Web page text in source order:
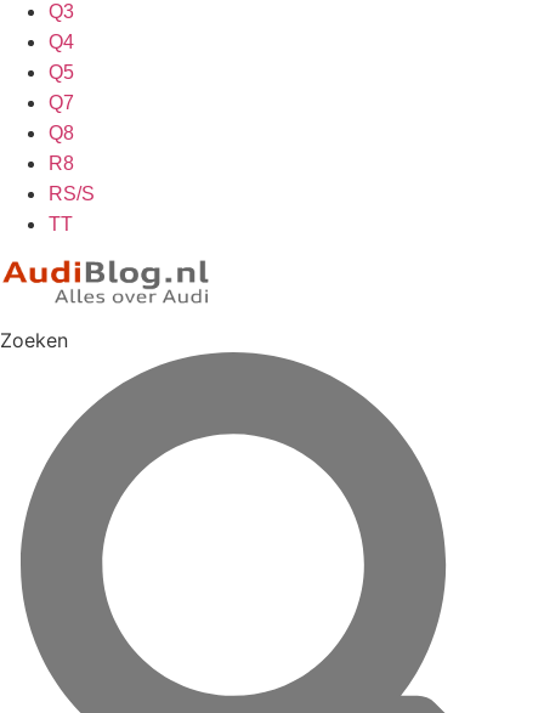
Q3
Q4
Q5
Q7
Q8
R8
RS/S
TT
Zoeken